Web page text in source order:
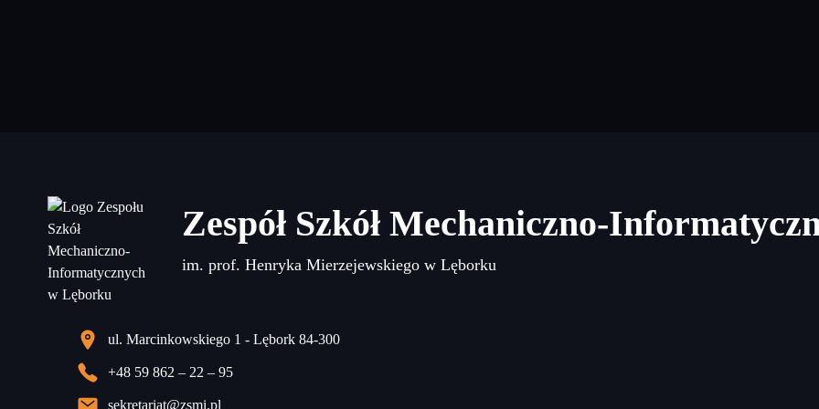
Zespół Szkół Mechaniczno-
im. prof. Henryka Mierzejewskiego w Lęborku
ul. Marcinkowskiego 1 - Lębork 84-300
+48 59 862 – 22 – 95
sekretariat@zsmi.pl